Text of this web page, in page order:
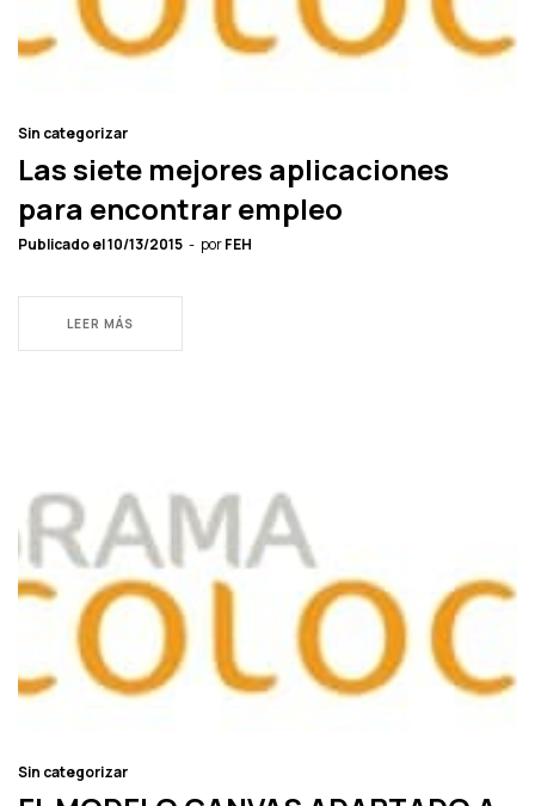
Sin categorizar
Las siete mejores aplicaciones
para encontrar empleo
Publicado el10/13/2015 porFEH
LEER MÁS
Sin categorizar